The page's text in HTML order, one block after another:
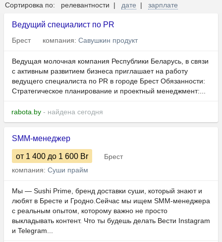
Сортировка по: релевантности | дате | зарплате
Ведущий специалист по PR
Брест компания: Савушкин продукт
Ведущая молочная компания Республики Беларусь, в связи
с активным развитием бизнеса приглашает на работу
ведущего специалиста по PR в городе Брест Обязанности:
Стратегическое планирование и проектный менеджмент:...
rabota.by - найдена сегодня
SMM-менеджер
от 1 400 до 1 600 Br
Брест
компания: Суши прайм
Мы — Sushi Prime, бренд доставки суши, который знают и
любят в Бресте и Гродно.Сейчас мы ищем SMM-менеджера
с реальным опытом, которому важно не просто
выкладывать контент. Что ты будешь делать Вести Instagram
и Telegram...